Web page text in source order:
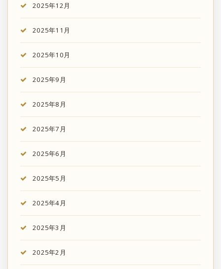
2025年12月
2025年11月
2025年10月
2025年9月
2025年8月
2025年7月
2025年6月
2025年5月
2025年4月
2025年3月
2025年2月